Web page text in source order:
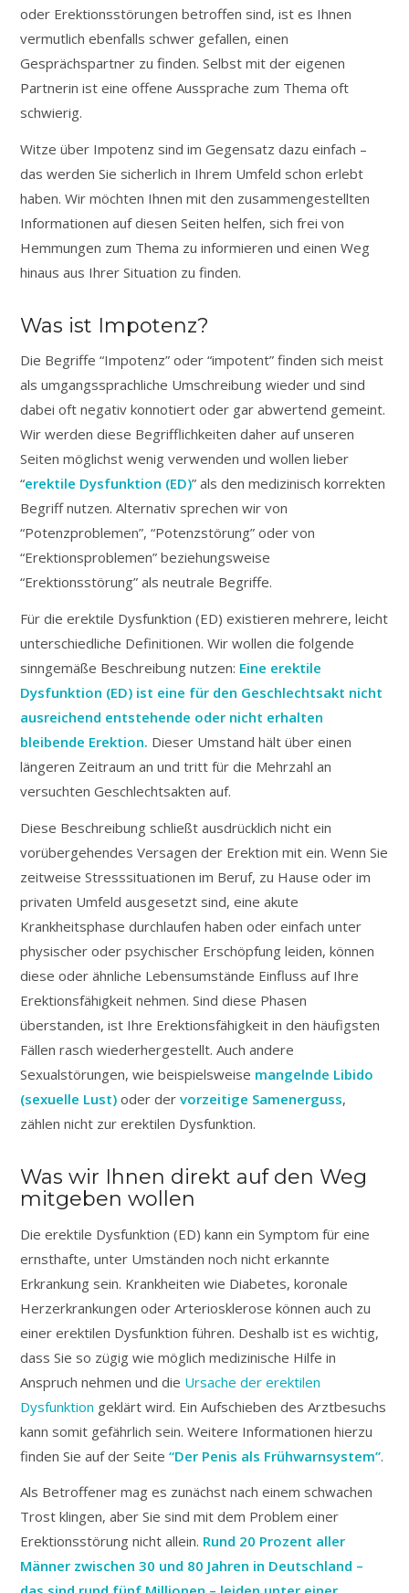
oder Erektionsstörungen betroffen sind, ist es Ihnen
vermutlich ebenfalls schwer gefallen, einen
Gesprächspartner zu finden. Selbst mit der eigenen
Partnerin ist eine offene Aussprache zum Thema oft
schwierig.
Witze über Impotenz sind im Gegensatz dazu einfach –
das werden Sie sicherlich in Ihrem Umfeld schon erlebt
haben. Wir möchten Ihnen mit den zusammengestellten
Informationen auf diesen Seiten helfen, sich frei von
Hemmungen zum Thema zu informieren und einen Weg
hinaus aus Ihrer Situation zu finden.
Was ist Impotenz?
Die Begriffe “Impotenz” oder “impotent” finden sich meist
als umgangssprachliche Umschreibung wieder und sind
dabei oft negativ konnotiert oder gar abwertend gemeint.
Wir werden diese Begrifflichkeiten daher auf unseren
Seiten möglichst wenig verwenden und wollen lieber
“erektile Dysfunktion (ED)” als den medizinisch korrekten
Begriff nutzen. Alternativ sprechen wir von
“Potenzproblemen”, “Potenzstörung” oder von
“Erektionsproblemen” beziehungsweise
“Erektionsstörung” als neutrale Begriffe.
Für die erektile Dysfunktion (ED) existieren mehrere, leicht
unterschiedliche Definitionen. Wir wollen die folgende
sinngemäße Beschreibung nutzen: Eine erektile
Dysfunktion (ED) ist eine für den Geschlechtsakt nicht
ausreichend entstehende oder nicht erhalten
bleibende Erektion. Dieser Umstand hält über einen
längeren Zeitraum an und tritt für die Mehrzahl an
versuchten Geschlechtsakten auf.
Diese Beschreibung schließt ausdrücklich nicht ein
vorübergehendes Versagen der Erektion mit ein. Wenn Sie
zeitweise Stresssituationen im Beruf, zu Hause oder im
privaten Umfeld ausgesetzt sind, eine akute
Krankheitsphase durchlaufen haben oder einfach unter
physischer oder psychischer Erschöpfung leiden, können
diese oder ähnliche Lebensumstände Einfluss auf Ihre
Erektionsfähigkeit nehmen. Sind diese Phasen
überstanden, ist Ihre Erektionsfähigkeit in den häufigsten
Fällen rasch wiederhergestellt. Auch andere
Sexualstörungen, wie beispielsweise mangelnde Libido
(sexuelle Lust) oder der vorzeitige Samenerguss,
zählen nicht zur erektilen Dysfunktion.
Was wir Ihnen direkt auf den Weg
mitgeben wollen
Die erektile Dysfunktion (ED) kann ein Symptom für eine
ernsthafte, unter Umständen noch nicht erkannte
Erkrankung sein. Krankheiten wie Diabetes, koronale
Herzerkrankungen oder Arteriosklerose können auch zu
einer erektilen Dysfunktion führen. Deshalb ist es wichtig,
dass Sie so zügig wie möglich medizinische Hilfe in
Anspruch nehmen und die Ursache der erektilen
Dysfunktion geklärt wird. Ein Aufschieben des Arztbesuchs
kann somit gefährlich sein. Weitere Informationen hierzu
finden Sie auf der Seite “Der Penis als Frühwarnsystem”.
Als Betroffener mag es zunächst nach einem schwachen
Trost klingen, aber Sie sind mit dem Problem einer
Erektionsstörung nicht allein. Rund 20 Prozent aller
Männer zwischen 30 und 80 Jahren in Deutschland –